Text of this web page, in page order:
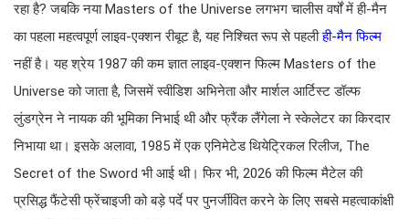
रहा है? जबकि नया Masters of the Universe लगभग चालीस वर्षों में ही-मैन
का पहला महत्वपूर्ण लाइव-एक्शन रीबूट है, यह निश्चित रूप से पहलीही-मैन फिल्म
नहीं है। यह श्रेय 1987 की कम ज्ञात लाइव-एक्शन फिल्म Masters of the
Universe को जाता है, जिसमें स्वीडिश अभिनेता और मार्शल आर्टिस्ट डॉल्फ
लुंडग्रेन ने नायक की भूमिका निभाई थी और फ्रैंक लैंगेला ने स्केलेटर का किरदार
निभाया था। इसके अलावा, 1985 में एक एनिमेटेड थियेट्रिकल रिलीज, The
Secret of the Sword भी आई थी। फिर भी, 2026 की फिल्म मैटेल की
प्रसिद्ध फैंटेसी फ्रेंचाइजी को बड़े पर्दे पर पुनर्जीवित करने के लिए सबसे महत्वाकांक्षी